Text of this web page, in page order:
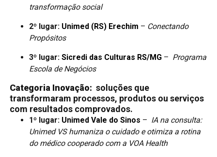
transformação social
2º lugar: Unimed (RS) Erechim – Conectando
Propósitos
3º lugar: Sicredi das Culturas RS/MG – Programa
Escola de Negócios
Categoria Inovação: soluções que
transformaram processos, produtos ou serviços
com resultados comprovados.
1º lugar: Unimed Vale do Sinos – IA na consulta:
Unimed VS humaniza o cuidado e otimiza a rotina
do médico cooperado com a VOA Health